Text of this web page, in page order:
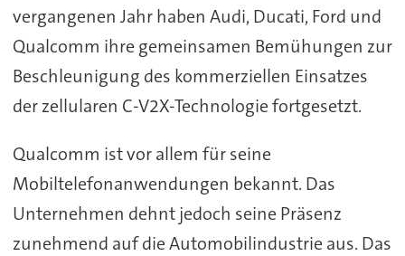
vergangenen Jahr haben Audi, Ducati, Ford und
Qualcomm ihre gemeinsamen Bemühungen zur
Beschleunigung des kommerziellen Einsatzes
der zellularen C-V2X-Technologie fortgesetzt.
Qualcomm ist vor allem für seine
Mobiltelefonanwendungen bekannt. Das
Unternehmen dehnt jedoch seine Präsenz
zunehmend auf die Automobilindustrie aus. Das